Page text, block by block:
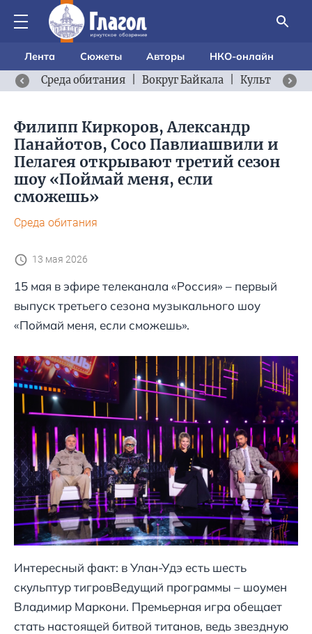
Лента Сюжеты Авторы
НКО-онлайн
Среда обитания
Вокруг Байкала Культурный
Филипп Киркоров, Александр
Панайотов, Сосо Павлиашвили и
Пелагея открывают третий сезон
шоу «Поймай меня, если
сможешь»
Среда обитания
13 мая 2026
15 мая в эфире телеканала «Россия» – первый
выпуск третьего сезона музыкального шоу
«Поймай меня, если сможешь».
Интересный факт: в Улан-Удэ есть шесть
скульптур тигровВедущий программы – шоумен
Владимир Маркони. Премьерная игра обещает
стать настоящей битвой титанов, ведь звездную